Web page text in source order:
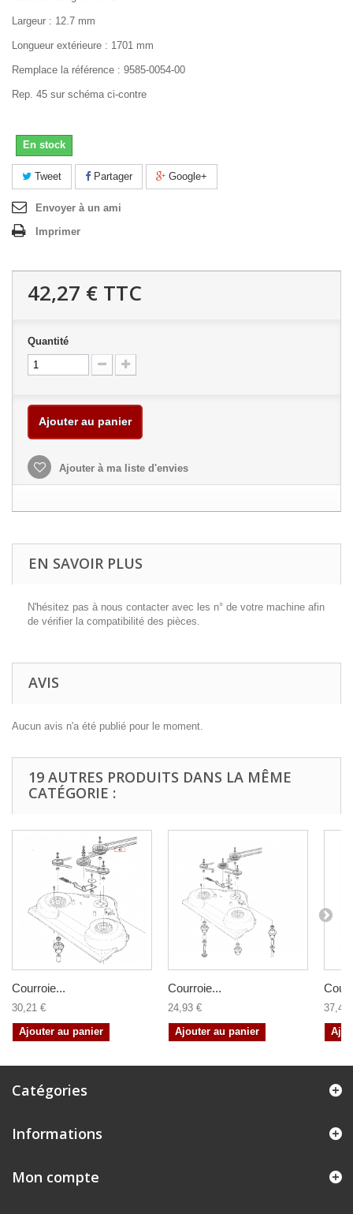
Largeur : 12.7 mm
Longueur extérieure : 1701 mm
Remplace la référence : 9585-0054-00
Rep. 45 sur schéma ci-contre
En stock
Tweet Partager Google+
Envoyer à un ami
Imprimer
42,27 € TTC
Quantité
Ajouter au panier
Ajouter à ma liste d'envies
EN SAVOIR PLUS
N'hésitez pas à nous contacter avec les n° de votre machine afin
de vérifier la compatibilité des pièces.
AVIS
Aucun avis n'a été publié pour le moment.
19 AUTRES PRODUITS DANS LA MÊME
CATÉGORIE :
Courroie...
30,21 €
Ajouter au panier
Courroie...
24,93 €
Ajouter au panier
37,44
Catégories
Informations
Mon compte